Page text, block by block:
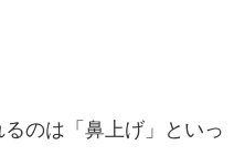
のは「鼻上げ」といっ